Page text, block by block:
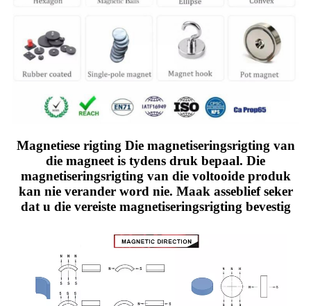
Magnetiese rigting Die magnetiseringsrigting van
die magneet is tydens druk bepaal. Die
magnetiseringsrigting van die voltooide produk
kan nie verander word nie. Maak asseblief seker
dat u die vereiste magnetiseringsrigting bevestig